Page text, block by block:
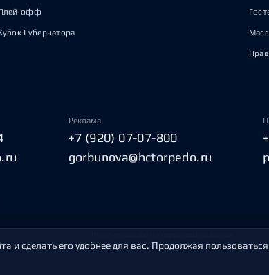
офф
Губернатора
Реклама
+7 (920) 07-07-800
gorbunova@hctorpedo.ru
и сделать его удобнее для вас. Продолжая